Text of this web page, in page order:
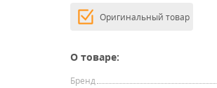
Оригинальный товар
О товаре:
Бренд